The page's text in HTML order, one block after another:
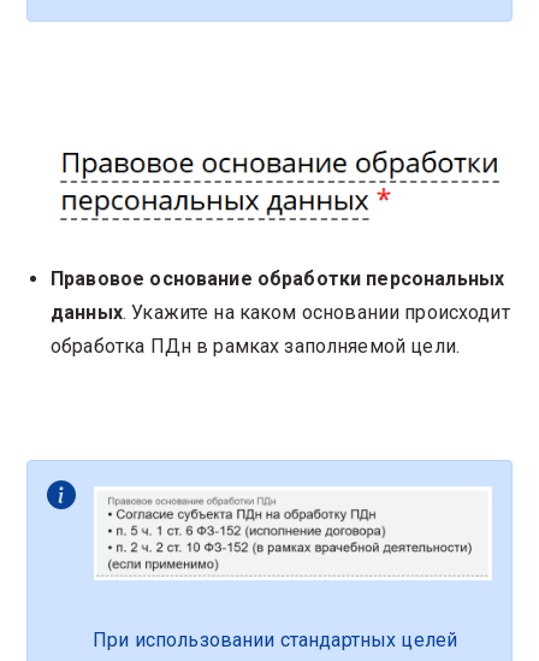
Правовое основание обработки персональных
данных. Укажите на каком основании происходит
обработка ПДн в рамках заполняемой цели.
При использовании стандартных целей